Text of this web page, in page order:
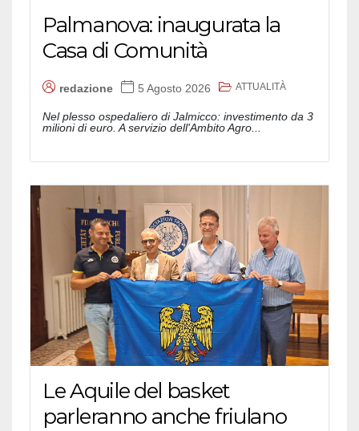
Palmanova: inaugurata la
Casa di Comunità
redazione 5 Agosto 2026 ATTUALITÀ
Nel plesso ospedaliero di Jalmicco: investimento da 3
milioni di euro. A servizio dell'Ambito Agro...
Le Aquile del basket
parleranno anche friulano